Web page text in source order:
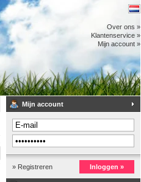
Over ons »
Klantenservice »
Mijn account »
Mijn account
» Registreren Inloggen »